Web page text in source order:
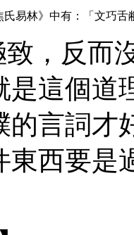
易林》中有：「文巧
，反而
是這個道
的言詞才
東西要是